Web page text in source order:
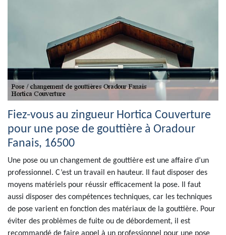
Fiez-vous au zingueur Hortica Couverture
pour une pose de gouttière à Oradour
Fanais, 16500
Une pose ou un changement de gouttière est une affaire d’un
professionnel. C’est un travail en hauteur. Il faut disposer des
moyens matériels pour réussir efficacement la pose. Il faut
aussi disposer des compétences techniques, car les techniques
de pose varient en fonction des matériaux de la gouttière. Pour
éviter des problèmes de fuite ou de débordement, il est